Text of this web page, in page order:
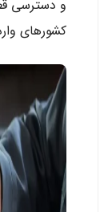
و دسترسی
کشورهای